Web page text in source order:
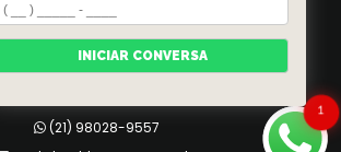
Contato
Taquara, Rio de Janeiro
(21) 98028-9557
(21) 98028-9557
1
INICIAR CONVERSA